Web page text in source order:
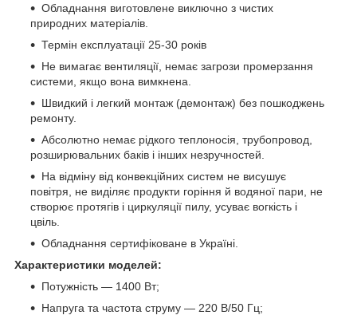
Обладнання виготовлене виключно з чистих
природних матеріалів.
Термін експлуатації 25-30 років
Не вимагає вентиляції, немає загрози промерзання
системи, якщо вона вимкнена.
Швидкий і легкий монтаж (демонтаж) без пошкоджень
ремонту.
Абсолютно немає рідкого теплоносія, трубопровод,
розширювальних баків і інших незручностей.
На відміну від конвекційних систем не висушує
повітря, не виділяє продукти горіння й водяної пари, не
створює протягів і циркуляції пилу, усуває вогкість і
цвіль.
Обладнання сертифіковане в Україні.
Характеристики моделей:
Потужність — 1400 Вт;
Напруга та частота струму — 220 В/50 Гц;